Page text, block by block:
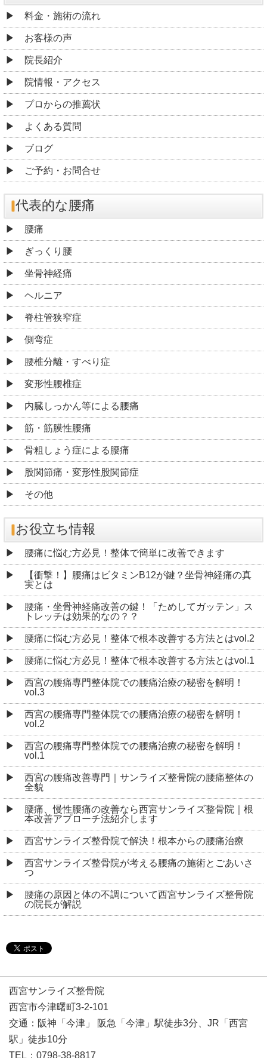
料金・施術の流れ
お客様の声
院長紹介
院情報・アクセス
プロからの推薦状
よくある質問
ブログ
ご予約・お問合せ
代表的な腰痛
腰痛
ぎっくり腰
坐骨神経痛
ヘルニア
脊柱管狭窄症
側弯症
腰椎分離・すべり症
変形性腰椎症
内臓しっかん等による腰痛
筋・筋膜性腰痛
骨粗しょう症による腰痛
股関節痛・変形性股関節症
その他
お役立ち情報
腰痛に悩む方必見！整体で簡単に改善できます
【衝撃！】腰痛はビタミンB12が鍵？坐骨神経痛の真
実とは
腰痛・坐骨神経痛改善の鍵！「ためしてガッテン」ス
トレッチは効果的なの？？
腰痛に悩む方必見！整体で根本改善する方法とはvol.2
腰痛に悩む方必見！整体で根本改善する方法とはvol.1
西宮の腰痛専門整体院での腰痛治療の秘密を解明！
vol.3
西宮の腰痛専門整体院での腰痛治療の秘密を解明！
vol.2
西宮の腰痛専門整体院での腰痛治療の秘密を解明！
vol.1
西宮の腰痛改善専門｜サンライズ整骨院の腰痛整体の
全貌
腰痛、慢性腰痛の改善なら西宮サンライズ整骨院｜根
本改善アプローチ法紹介します
西宮サンライズ整骨院で解決！根本からの腰痛治療
西宮サンライズ整骨院が考える腰痛の施術とごあいさ
つ
腰痛の原因と体の不調について西宮サンライズ整骨院
の院長が解説
西宮サンライズ整骨院
西宮市今津曙町3-2-101
交通：阪神「今津」 阪急「今津」駅徒歩3分、JR「西宮
駅」徒歩10分
TEL：0798-38-8817